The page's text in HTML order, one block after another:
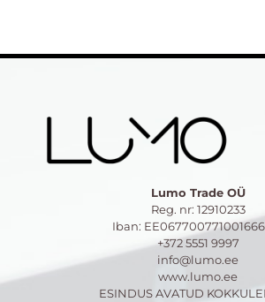
Lumo Trade OÜ
Reg. nr: 12910233
Iban:
+372 5551 9997
info@lumo.ee
www.lumo.ee
ESINDUS AVATUD